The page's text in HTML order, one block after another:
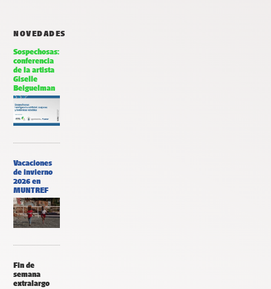
NOVEDADES
Sospechosas:
conferencia
de la artista
Giselle
Beiguelman
Vacaciones
de invierno
2026 en
MUNTREF
Fin de
semana
extralargo